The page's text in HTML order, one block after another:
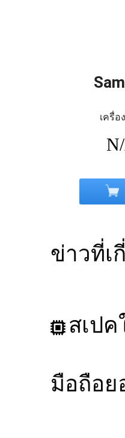
เครื่อ
ข่าวที่เ
สเปค
มือถือย